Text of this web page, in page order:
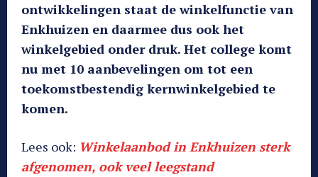
ontwikkelingen staat de winkelfunctie van
Enkhuizen en daarmee dus ook het
winkelgebied onder druk. Het college komt
nu met 10 aanbevelingen om tot een
toekomstbestendig kernwinkelgebied te
komen.
Lees ook: Winkelaanbod in Enkhuizen sterk
afgenomen, ook veel leegstand